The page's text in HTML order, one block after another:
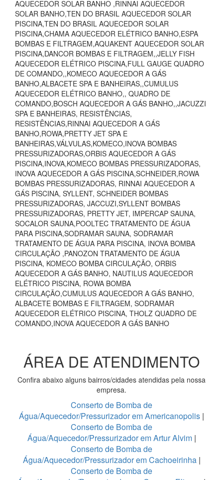
AQUECEDOR SOLAR BANHO ,RINNAI AQUECEDOR
SOLAR BANHO,TEN DO BRASIL AQUECEDOR SOLAR
PISCINA,TEN DO BRASIL AQUECEDOR SOLAR
PISCINA,CHAMA AQUECEDOR ELÉTRICO BANHO,ESPA
BOMBAS E FILTRAGEM,AQUAKENT AQUECEDOR SOLAR
PISCINA,DANCOR BOMBAS E FILTRAGEM,,JELLY FISH
AQUECEDOR ELÉTRICO PISCINA,FULL GAUGE QUADRO
DE COMANDO,,KOMECO AQUECEDOR A GÁS
BANHO,ALBACETE SPA E BANHEIRAS,,CUMULUS
AQUECEDOR ELÉTRICO BANHO,, QUADRO DE
COMANDO,BOSCH AQUECEDOR A GÁS BANHO,,JACUZZI
SPA E BANHEIRAS, RESISTÊNCIAS,
RESISTÊNCIAS,RINNAI AQUECEDOR A GÁS
BANHO,ROWA,PRETTY JET SPA E
BANHEIRAS,VÁLVULAS,KOMECO,INOVA BOMBAS
PRESSURIZADORAS,ORBIS AQUECEDOR A GÁS
PISCINA,INOVA,KOMECO BOMBAS PRESSURIZADORAS,
INOVA AQUECEDOR A GÁS PISCINA,SCHNEIDER,ROWA
BOMBAS PRESSURIZADORAS, RINNAI AQUECEDOR A
GÁS PISCINA, SYLLENT, SCHNEIDER BOMBAS
PRESSURIZADORAS, JACCUZI,SYLLENT BOMBAS
PRESSURIZADORAS, PRETTY JET, IMPERCAP SAUNA,
SOCALOR SAUNA,POOLTEC TRATAMENTO DE ÁGUA
PARA PISCINA,SODRAMAR SAUNA, SODRAMAR
TRATAMENTO DE ÁGUA PARA PISCINA, INOVA BOMBA
CIRCULAÇÃO ,PANOZON TRATAMENTO DE ÁGUA
PISCINA, KOMECO BOMBA CIRCULAÇÃO, ORBIS
AQUECEDOR A GÁS BANHO, NAUTILUS AQUECEDOR
ELÉTRICO PISCINA, ROWA BOMBA
CIRCULAÇÃO,CUMULUS AQUECEDOR A GÁS BANHO,
ALBACETE BOMBAS E FILTRAGEM, SODRAMAR
AQUECEDOR ELÉTRICO PISCINA, THOLZ QUADRO DE
COMANDO,INOVA AQUECEDOR A GÁS BANHO
ÁREA DE ATENDIMENTO
Confira abaixo alguns bairros/cidades atendidas pela nossa
empresa.
Conserto de Bomba de
Água/Aquecedor/Pressurizador em Americanopolis |
Conserto de Bomba de
Água/Aquecedor/Pressurizador em Artur Alvim |
Conserto de Bomba de
Água/Aquecedor/Pressurizador em Cachoeirinha|
Conserto de Bomba de